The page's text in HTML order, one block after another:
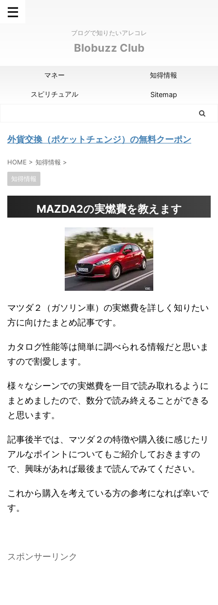
ブログで知りたいアレコレ
Blobuzz Club
マネー 知得情報
スピリチュアル Sitemap
外貨交換（ポケットチェンジ）の無料クーポン
HOME > 知得情報 >
知得情報
MAZDA2の実燃費を教えます
マツダ２（ガソリン車）の実燃費を詳しく知りたい
方に向けたまとめ記事です。
カタログ性能等は簡単に調べられる情報だと思いま
すので割愛します。
様々なシーンでの実燃費を一目で読み取れるように
まとめましたので、数分で読み終えることができる
と思います。
記事後半では、マツダ２の特徴や購入後に感じたリ
アルなポイントについてもご紹介しておきますの
で、興味があれば最後まで読んでみてください。
これから購入を考えている方の参考になれば幸いで
す。
スポンサーリンク